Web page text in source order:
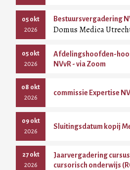
05 okt
2026
Bestuursvergadering
Domus Medica
05 okt
2026
Afdelingshoofden-
NVvR - via Zoom
08 okt
2026
commissie Expertise
09 okt
2026
Sluitingsdatum kopij
27 okt
2026
Jaarvergadering
cursorisch onderwijs